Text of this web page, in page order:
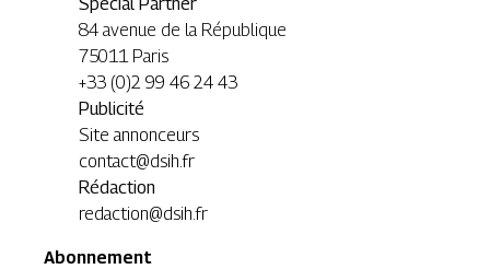
84 avenue de la République
75011 Paris
+33 (0)2 99 46 24 43
Publicité
Site annonceurs
contact@dsih.fr
Rédaction
redaction@dsih.fr
Abonnement